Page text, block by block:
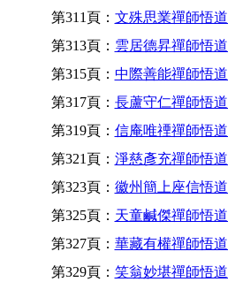
第311頁： 文殊思業禪師悟
第313頁： 雲居德昇禪師悟
第315頁： 中際善能禪師悟
第317頁： 長蘆守仁禪師悟
第319頁： 信庵唯禋禪師悟
第321頁： 淨慈彥充禪師悟
第323頁： 徽州簡上座信悟
第325頁： 天童鹹傑禪師悟
第327頁： 華藏有權禪師悟
第329頁： 笑翁妙堪禪師悟